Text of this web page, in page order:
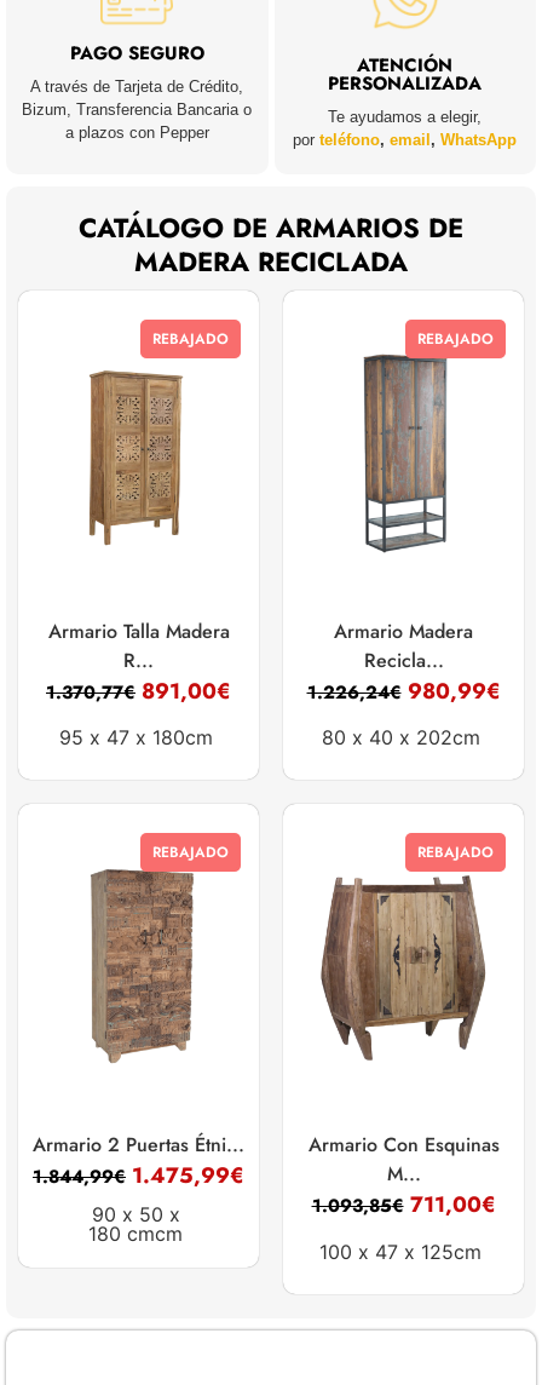
PAGO SEGURO
A través de Tarjeta de Crédito,
Bizum, Transferencia Bancaria o
a plazos con Pepper
ATENCIÓN
PERSONALIZADA
Te ayudamos a elegir,
porteléfono,email,WhatsApp
CATÁLOGO DE ARMARIOS DE
MADERA RECICLADA
REBAJADO
Armario Talla Madera
R...
1.370,77€ 891,00€
95 x 47 x 180cm
REBAJADO
Armario Madera
Recicla...
1.226,24€ 980,99€
80 x 40 x 202cm
REBAJADO
Armario 2 Puertas Étni...
1.844,99€ 1.475,99€
90 x 50 x
180 cmcm
REBAJADO
Armario Con Esquinas
M...
1.093,85€ 711,00€
100 x 47 x 125cm